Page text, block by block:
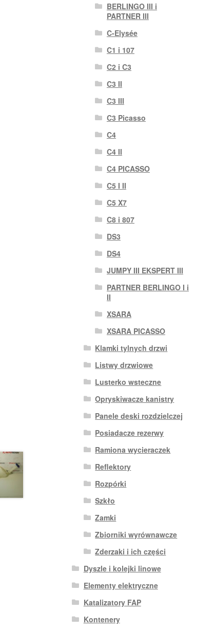
BERLINGO III i
PARTNER III
C-Elysée
C1 i 107
C2 i C3
C3 II
C3 III
C3 Picasso
C4
C4 II
C4 PICASSO
C5 I II
C5 X7
C8 i 807
DS3
DS4
JUMPY III EKSPERT III
PARTNER BERLINGO I i
II
XSARA
XSARA PICASSO
Klamki tylnych drzwi
Listwy drzwiowe
Lusterko wsteczne
Opryskiwacze kanistry
Panele deski rozdzielczej
Posiadacze rezerwy
Ramiona wycieraczek
Reflektory
Rozpórki
Szkło
Zamki
Zbiorniki wyrównawcze
Zderzaki i ich części
Dyszle i kolejki linowe
Elementy elektryczne
Katalizatory FAP
Kontenery